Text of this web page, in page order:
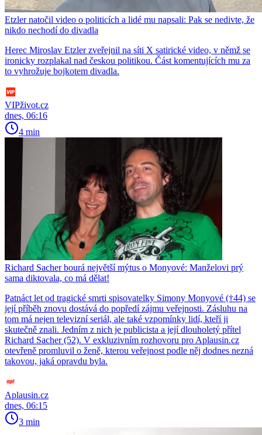
Etzler natočil video o politicích a lidé mu napsali: Pak se nedivte, že
nikdo nechodí do divadla
Herec Miroslav Etzler zveřejnil na síti X satirické video, v němž se
ironicky rozplakal nad českou politikou. Část komentujících mu za
to vyhrožuje bojkotem divadla.
VIPživot.cz
dnes, 06:16
4 min
Richard Sacher bourá největší mýtus o Monyové: Manželovi prý
sama diktovala, co má dělat!
Patnáct let od tragické smrti spisovatelky Simony Monyové (†44) se
její příběh znovu dostává do popředí zájmu veřejnosti. Zásluhu na
tom má nejen televizní seriál, ale také vzpomínky lidí, kteří ji
skutečně znali. Jedním z nich je publicista a její dlouholetý přítel
Richard Sacher (52). V exkluzivním rozhovoru pro Aplausin.cz
otevřeně promluvil o ženě, kterou veřejnost podle něj dodnes nezná
takovou, jaká opravdu byla.
Aplausin.cz
dnes, 06:15
3 min